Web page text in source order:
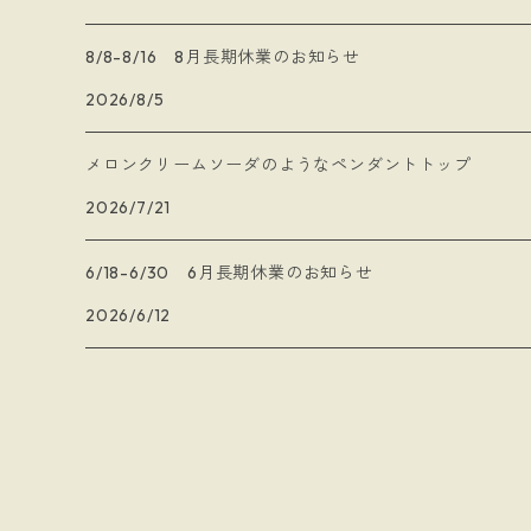
8/8-8/16 8月長期休業のお知らせ
2026/8/5
メロンクリームソーダのようなペンダントトップ
2026/7/21
6/18-6/30 6月長期休業のお知らせ
2026/6/12